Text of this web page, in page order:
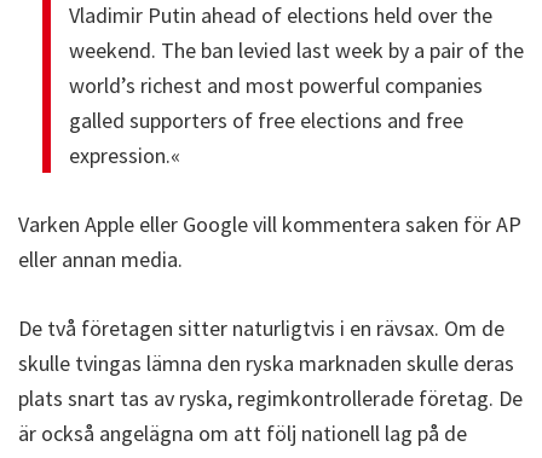
Vladimir Putin ahead of elections held over the
weekend. The ban levied last week by a pair of the
world’s richest and most powerful companies
galled supporters of free elections and free
expression.«
Varken Apple eller Google vill kommentera saken för AP
eller annan media.
De två företagen sitter naturligtvis i en rävsax. Om de
skulle tvingas lämna den ryska marknaden skulle deras
plats snart tas av ryska, regimkontrollerade företag. De
är också angelägna om att följ nationell lag på de